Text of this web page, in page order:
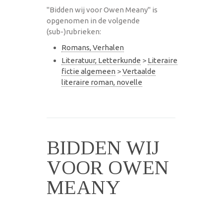
"Bidden wij voor Owen Meany" is
opgenomen in de volgende
(sub-)rubrieken:
Romans, Verhalen
Literatuur, Letterkunde > Literaire
fictie algemeen >Vertaalde
literaire roman, novelle
BIDDEN WIJ
VOOR OWEN
MEANY